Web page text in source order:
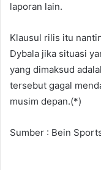
laporan lain.
Klausul rilis itu
Dybala jika situasi
yang dimaksud
tersebut gagal
musim depan.(*)
Sumber : Bein